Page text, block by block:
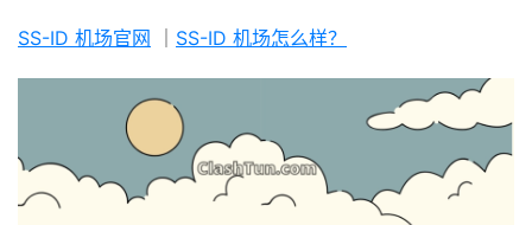
SS-ID 机场官网 SS-ID 机场怎么样？